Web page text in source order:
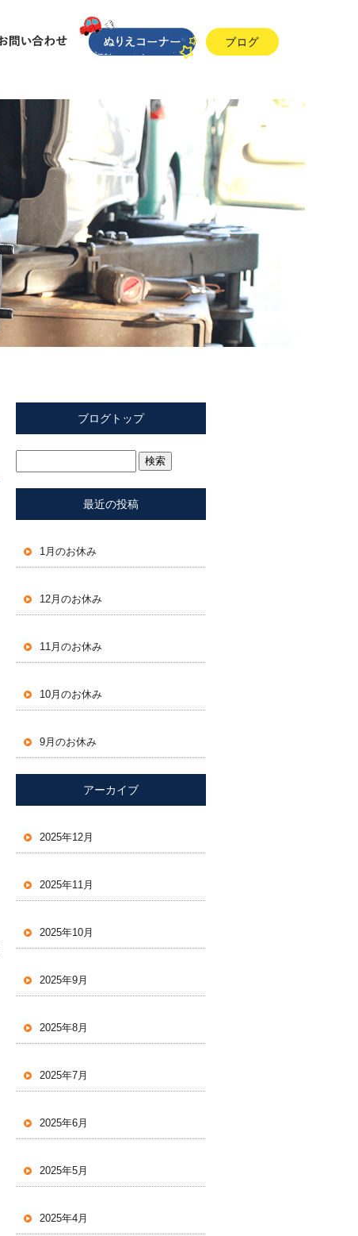
ブログトップ
最近の投稿
1月のお休み
12月のお休み
11月のお休み
10月のお休み
9月のお休み
アーカイブ
2025年12月
2025年11月
2025年10月
2025年9月
2025年8月
2025年7月
2025年6月
2025年5月
2025年4月